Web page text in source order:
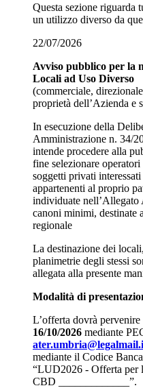
Questa sezione riguarda
un utilizzo diverso da
22/07/2026
Avviso pubblico per la
Locali ad Uso Diverso
(commerciale,
proprietà dell’Azienda e
In esecuzione della
Amministrazione n. 34/
intende procedere alla
fine selezionare
soggetti privati
appartenenti al proprio
individuate
canoni minimi, destinate
regionale
La destinazione dei
planimetrie degli stessi
allegata alla presente
Modalità di
L’offerta dovrà
16/10/2026 mediante
mediante il Codice
“LUD2026 - Offerta per
CBD _____________”.